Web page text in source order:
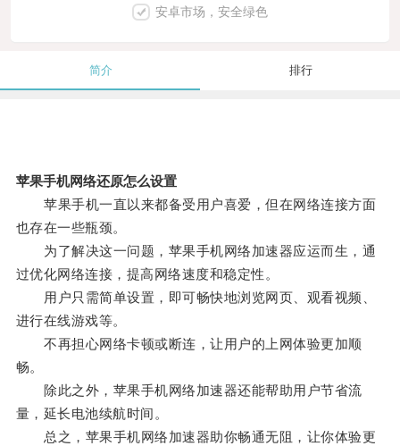
安卓市场，安全绿色
简介 排行
苹果手机网络还原怎么设置
苹果手机一直以来都备受用户喜爱，但在网络连接方面
也存在一些瓶颈。
为了解决这一问题，苹果手机网络加速器应运而生，通
过优化网络连接，提高网络速度和稳定性。
用户只需简单设置，即可畅快地浏览网页、观看视频、
进行在线游戏等。
不再担心网络卡顿或断连，让用户的上网体验更加顺
畅。
除此之外，苹果手机网络加速器还能帮助用户节省流
量，延长电池续航时间。
总之，苹果手机网络加速器助你畅通无阻，让你体验更